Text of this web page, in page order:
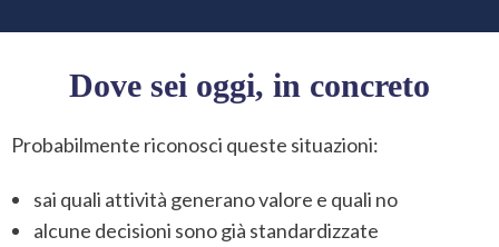
Dove sei oggi, in concreto
Probabilmente riconosci queste situazioni:
sai quali attività generano valore e quali no
alcune decisioni sono già standardizzate